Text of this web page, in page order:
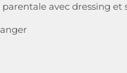
avec dressing et